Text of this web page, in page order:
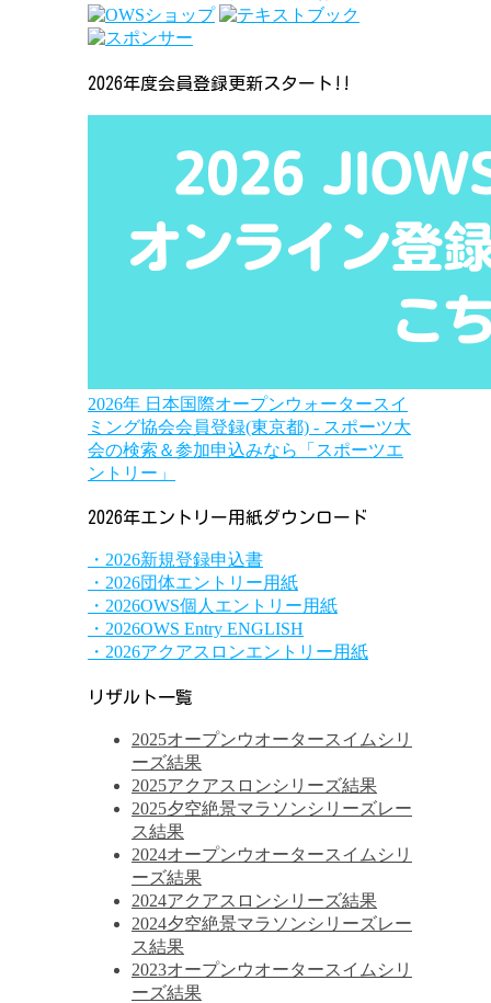
2026年度会員登録更新スタート!!
2026年 日本国際オープンウォータースイ
ミング協会会員登録(東京都) - スポーツ大
会の検索＆参加申込みなら「スポーツエ
ントリー」
2026年エントリー用紙ダウンロード
・2026新規登録申込書
・2026団体エントリー用紙
・2026OWS個人エントリー用紙
・2026OWS Entry ENGLISH
・2026アクアスロンエントリー用紙
リザルト一覧
2025オープンウオータースイムシリ
ーズ結果
2025アクアスロンシリーズ結果
2025夕空絶景マラソンシリーズレー
ス結果
2024オープンウオータースイムシリ
ーズ結果
2024アクアスロンシリーズ結果
2024夕空絶景マラソンシリーズレー
ス結果
2023オープンウオータースイムシリ
ーズ結果